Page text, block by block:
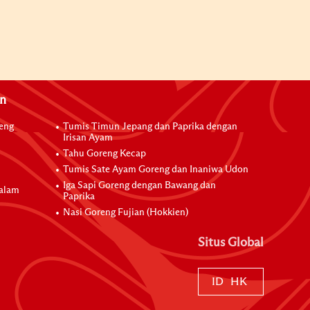
Tumis Timun Jepang dan Paprika dengan
Irisan Ayam
Tahu Goreng Kecap
Tumis Sate Ayam Goreng dan Inaniwa Udon
Iga Sapi Goreng dengan Bawang dan
Paprika
Nasi Goreng Fujian (Hokkien)
Situs Global
ID HK